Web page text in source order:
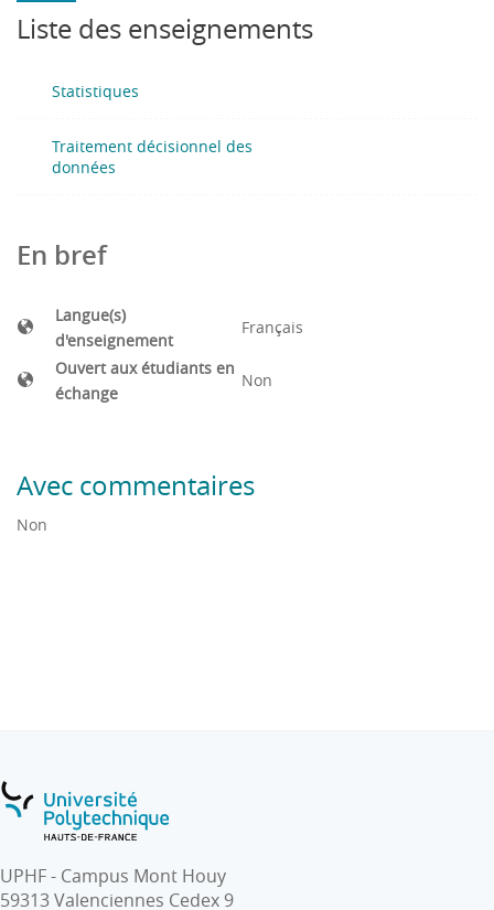
Liste des enseignements
Statistiques
Traitement décisionnel des
données
En bref
Langue(s)
d'enseignement
Français
Ouvert aux étudiants en
échange
Non
Avec commentaires
Non
UPHF - Campus Mont Houy
59313 Valenciennes Cedex 9